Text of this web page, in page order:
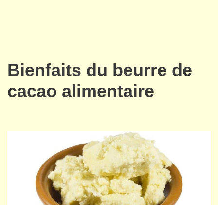
Bienfaits du beurre de
cacao alimentaire